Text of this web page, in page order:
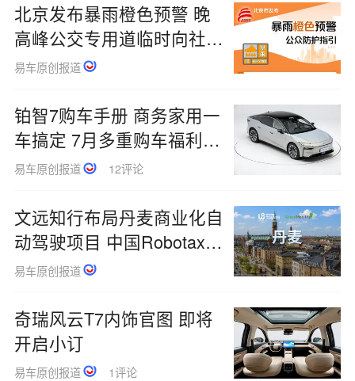
北京发布暴雨橙色预警 晚
高峰公交专用道临时向社会
车辆开放
易车原创报道
铂智7购车手册 商务家用一
车搞定 7月多重购车福利来
袭
易车原创报道 12评论
文远知行布局丹麦商业化自
动驾驶项目 中国Robotaxi
首入北欧
易车原创报道
奇瑞风云T7内饰官图 即将
开启小订
易车原创报道 1评论